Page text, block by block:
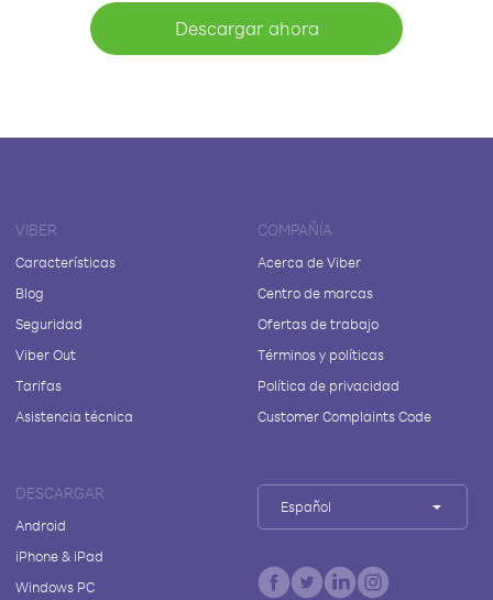
Descargar ahora
VIBER
Características
Blog
Seguridad
Viber Out
Tarifas
Asistencia técnica
COMPAÑÍA
Acerca de Viber
Centro de marcas
Ofertas de trabajo
Términos y políticas
Política de privacidad
Customer Complaints Code
DESCARGAR
Android
iPhone & iPad
Windows PC
Español